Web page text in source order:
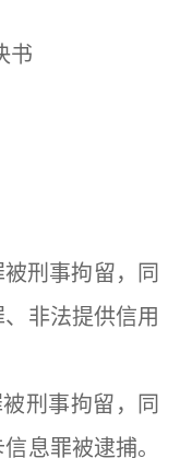
书
刑事拘留，同
非法提供信用
刑事拘留，同
息罪被逮捕。